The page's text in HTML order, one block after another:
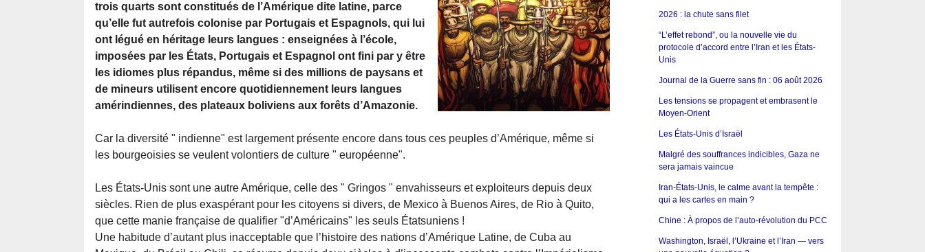
trois quarts sont constitués de l’Amérique dite latine, parce
qu’elle fut autrefois colonise par Portugais et Espagnols, qui lui
ont légué en héritage leurs langues : enseignées à l’école,
imposées par les États, Portugais et Espagnol ont fini par y être
les idiomes plus répandus, même si des millions de paysans et
de mineurs utilisent encore quotidiennement leurs langues
amérindiennes, des plateaux boliviens aux forêts d’Amazonie.
Car la diversité " indienne" est largement présente encore dans tous ces peuples d’Amérique, même si
les bourgeoisies se veulent volontiers de culture " européenne".
Les États-Unis sont une autre Amérique, celle des " Gringos " envahisseurs et exploiteurs depuis deux
siècles. Rien de plus exaspérant pour les citoyens si divers, de Mexico à Buenos Aires, de Rio à Quito,
que cette manie française de qualifier "d’Américains" les seuls Étatsuniens !
Une habitude d’autant plus inacceptable que l’histoire des nations d’Amérique Latine, de Cuba au
2026 : la chute sans filet
“L’effet rebond”, ou la nouvelle vie du
protocole d’accord entre l’Iran et les États-
Unis
Journal de la Guerre sans fin : 06 août 2026
Les tensions se propagent et embrasent le
Moyen-Orient
Les États-Unis d’Israël
Malgré des souffrances indicibles, Gaza ne
sera jamais vaincue
Iran-États-Unis, le calme avant la tempête :
qui a les cartes en main ?
Chine : À propos de l’auto-révolution du PCC
Washington, Israël, l’Ukraine et l’Iran — vers